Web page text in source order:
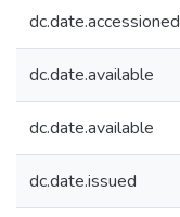
dc.date.accessioned
dc.date.available
dc.date.available
dc.date.issued